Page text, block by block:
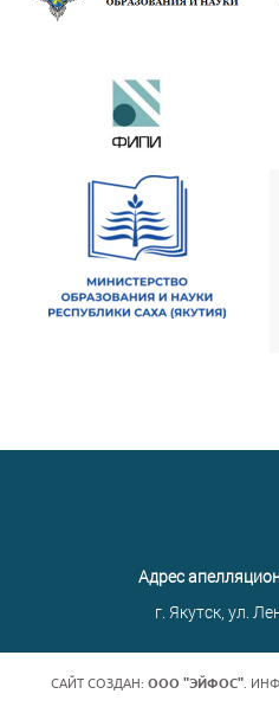
Адрес
г. Якутск, ул.
САЙТ СОЗДАН: ООО "ЭЙФОС" .